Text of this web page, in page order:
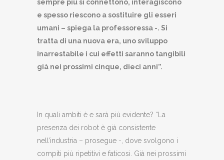
sempre più si connettono, interagiscono
e spesso riescono a sostituire gli esseri
umani – spiega la professoressa -. Si
tratta di una nuova era, uno sviluppo
inarrestabile i cui effetti saranno tangibili
già nei prossimi cinque, dieci anni”.
In quali ambiti è e sarà più evidente? “La
presenza dei robot è già consistente
nell’industria – prosegue -, dove svolgono i
compiti più ripetitivi e faticosi. Già nei prossimi